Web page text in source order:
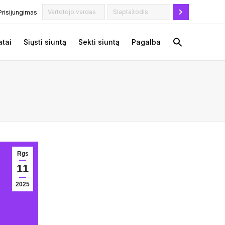
Siųsti siuntą Sekti siuntą Pagalba
Rgs
11
2025